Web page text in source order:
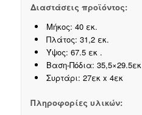
Διαστάσεις προϊόντος:
Μήκος: 40 εκ.
Πλάτος: 31,2 εκ.
Ύψος: 67.5 εκ .
Βαση-Πόδια: 35,5×29.5εκ
Συρτάρι: 27εκ x 4εκ
Πληροφορίες υλικών: